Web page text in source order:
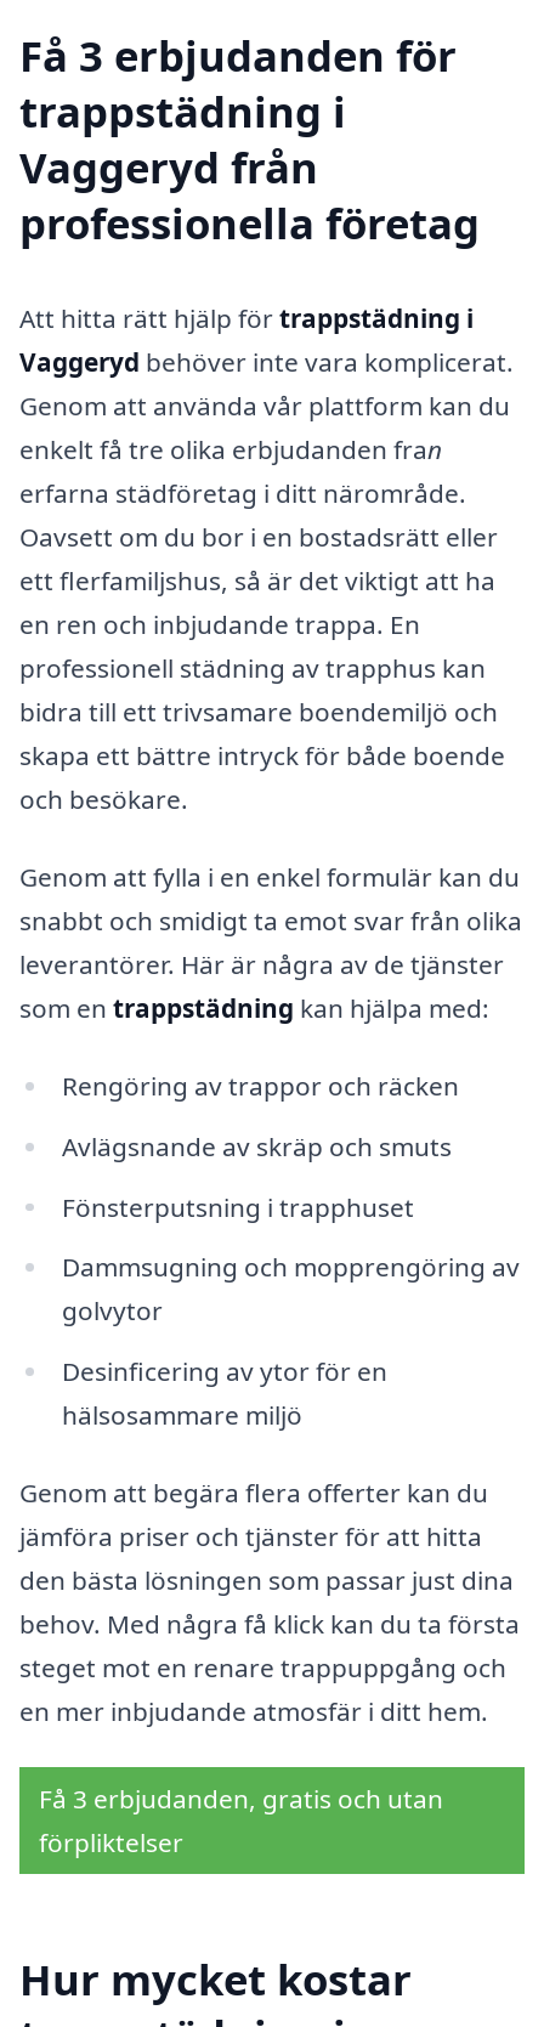
Få 3 erbjudanden för
trappstädning i
Vaggeryd från
professionella företag
Att hitta rätt hjälp förtrappstädning i
Vaggeryd behöver inte vara komplicerat.
Genom att använda vår plattform kan du
enkelt få tre olika erbjudanden fran
erfarna städföretag i ditt närområde.
Oavsett om du bor i en bostadsrätt eller
ett flerfamiljshus, så är det viktigt att ha
en ren och inbjudande trappa. En
professionell städning av trapphus kan
bidra till ett trivsamare boendemiljö och
skapa ett bättre intryck för både boende
och besökare.
Genom att fylla i en enkel formulär kan du
snabbt och smidigt ta emot svar från olika
leverantörer. Här är några av de tjänster
som en trappstädning kan hjälpa med:
Rengöring av trappor och räcken
Avlägsnande av skräp och smuts
Fönsterputsning i trapphuset
Dammsugning och mopprengöring av
golvytor
Desinficering av ytor för en
hälsosammare miljö
Genom att begära flera offerter kan du
jämföra priser och tjänster för att hitta
den bästa lösningen som passar just dina
behov. Med några få klick kan du ta första
steget mot en renare trappuppgång och
en mer inbjudande atmosfär i ditt hem.
Få 3 erbjudanden, gratis och utan
förpliktelser
Hur mycket kostar